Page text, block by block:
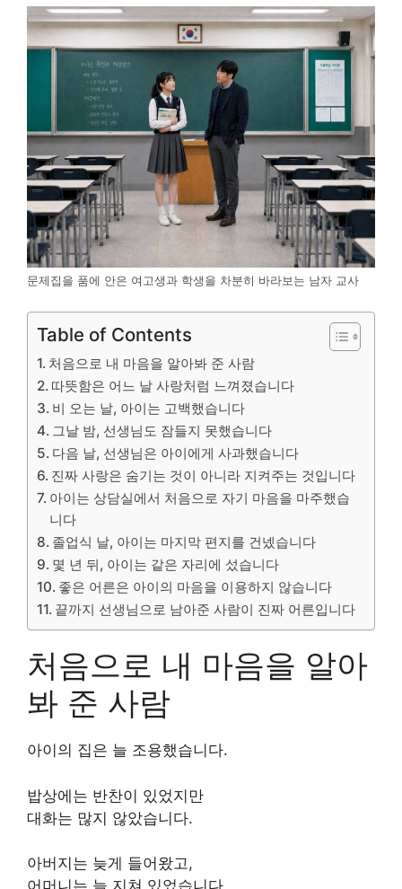
문제집을 품에 안은 여고생과 학생을 차분히 바라보는 남자 교사
Table of Contents
처음으로 내 마음을 알아봐 준 사람
따뜻함은 어느 날 사랑처럼 느껴졌습니다
비 오는 날, 아이는 고백했습니다
그날 밤, 선생님도 잠들지 못했습니다
다음 날, 선생님은 아이에게 사과했습니다
진짜 사랑은 숨기는 것이 아니라 지켜주는 것입니다
아이는 상담실에서 처음으로 자기 마음을 마주했습
니다
졸업식 날, 아이는 마지막 편지를 건넸습니다
몇 년 뒤, 아이는 같은 자리에 섰습니다
좋은 어른은 아이의 마음을 이용하지 않습니다
끝까지 선생님으로 남아준 사람이 진짜 어른입니다
처음으로 내 마음을 알아
봐 준 사람
아이의 집은 늘 조용했습니다.
밥상에는 반찬이 있었지만
대화는 많지 않았습니다.
아버지는 늦게 들어왔고,
어머니는 늘 지쳐 있었습니다.